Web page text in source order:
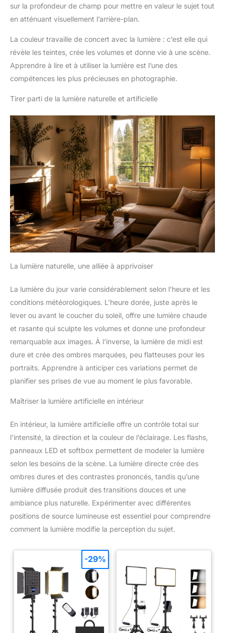
sur la profondeur de champ pour mettre en valeur le sujet tout
en atténuant visuellement l’arrière-plan.
La couleur travaille de concert avec la lumière : c’est elle qui
révèle les teintes, crée les volumes et donne vie à une scène.
Apprendre à lire et à utiliser la lumière est l’une des
compétences les plus précieuses en photographie.
Tirer parti de la lumière naturelle et artificielle
La lumière naturelle, une alliée à apprivoiser
La lumière du jour varie considérablement selon l’heure et les
conditions météorologiques. L’heure dorée, juste après le
lever ou avant le coucher du soleil, offre une lumière chaude
et rasante qui sculpte les volumes et donne une profondeur
remarquable aux images. À l’inverse, la lumière de midi est
dure et crée des ombres marquées, peu flatteuses pour les
portraits. Apprendre à anticiper ces variations permet de
planifier ses prises de vue au moment le plus favorable.
Maîtriser la lumière artificielle en intérieur
En intérieur, la lumière artificielle offre un contrôle total sur
l’intensité, la direction et la couleur de l’éclairage. Les flashs,
panneaux LED et softbox permettent de modeler la lumière
selon les besoins de la scène. La lumière directe crée des
ombres dures et des contrastes prononcés, tandis qu’une
lumière diffusée produit des transitions douces et une
ambiance plus naturelle. Expérimenter avec différentes
positions de source lumineuse est essentiel pour comprendre
comment la lumière modifie la perception du sujet.
-29%